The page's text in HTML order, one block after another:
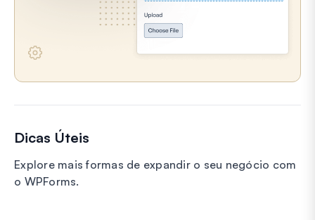
Dicas Úteis
Explore mais formas de expandir o seu negócio com
o WPForms.